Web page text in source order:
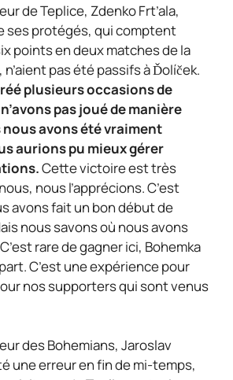
de Teplice, Zdenko Frt’ala,
ses protégés, qui comptent
points en deux matches de la
pas été passifs à Ďolíček.
plusieurs occasions de
pas joué de manière
avons été vraiment
aurions pu mieux gérer
Cette victoire est très
nous l’apprécions. C’est
avons fait un bon début de
nous savons où nous avons
rare de gagner ici, Bohemka
C’est une expérience pour
nos supporters qui sont venus
des Bohemians, Jaroslav
une erreur en fin de mi-temps,